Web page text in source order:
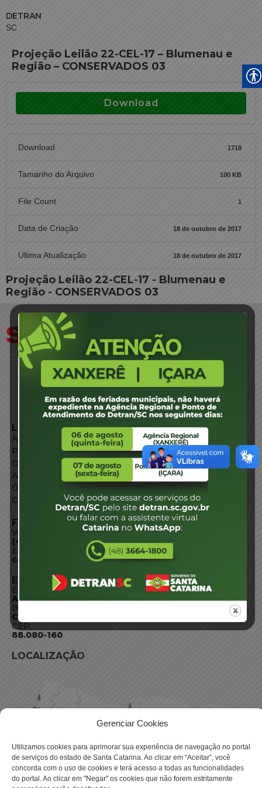
Gerenciar Cookies
Utilizamos cookies para aprimorar sua experiência de navegação no portal
de serviços do estado de Santa Catarina. Ao clicar em “Aceitar”, você
concorda com o uso de cookies e terá acesso a todas as funcionalidades
do portal. Ao clicar em "Negar" os cookies que não forem estritamente
DETRAN
SC
Projeção Leilão 22-CEL-17 – Blumenau e
Região – CONSERVADOS 03
Download
Download 1718
Tamanho do Arquivo 100 KB
File Count 1
Data de Criação 18 de outubro de 2017
Ultima Atualização 18 de outubro de 2017
Projeção Leilão 22-CEL-17 - Blumenau e
Região - CONSERVADOS 03
LINKS EXTERNOS
Agência de Notícias
Portal de Serviços
Diário Oficial
Acesso à Informação
Órgãos do Governo
Conheça SC
FALE CONOSCO
WhatsApp:
(48) 3664-1800
E-mail:
centraldeinformacoes@detran.sc.gov.br
ENDEREÇO
Endereço:
Av. Almirante Tamandaré - 480
Bairro:
Coqueiros, Florianópolis SC
CEP:
88.080-160
LOCALIZAÇÃO